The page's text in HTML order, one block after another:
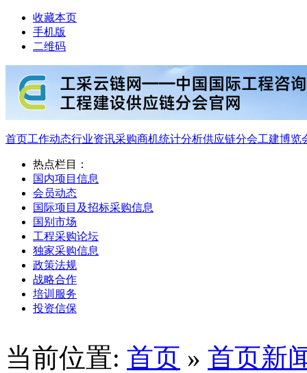
收藏本页
手机版
二维码
首页工作动态行业资讯采购商机统计分析供应链分会工建博览
热点栏目：
国内项目信息
会员动态
国际项目及招标采购信息
国别市场
工程采购论坛
独家采购信息
政策法规
战略合作
培训服务
投资信保
当前位置: 首页 » 首页新